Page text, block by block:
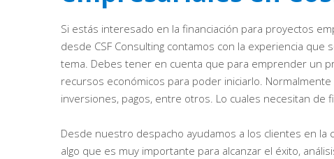
Si estás interesado en la financiación para proyectos
desde CSF Consulting contamos con la experiencia que
tema. Debes tener en cuenta que para emprender un
recursos económicos para poder iniciarlo.
inversiones, pagos, entre otros. Lo cuales necesitan de
Desde nuestro despacho ayudamos a los clientes en la
algo que es muy importante para alcanzar el éxito,